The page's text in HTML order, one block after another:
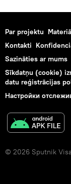
Par projektu
Kontakti
Sazināties ar mums
Sīkdatņu (cookie)
datu reģistrācijas
Настройки
© 2026 Sputnik